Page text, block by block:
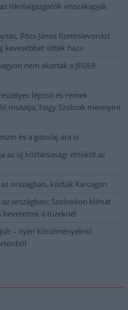
iskolaigazgatók visszakapják
Pócs János fizetéslevonást
kevesebbet vittek haza
nem akarták a JÉGER
lépcső és remek
mutatja, hogy Szolnok mennyire
és a gázolaj ára is
az új köztársasági elnököt az
országban, köztük Karcagon
országban: Szolnokon klímát
a tüzeknél
– ilyen körülményekről